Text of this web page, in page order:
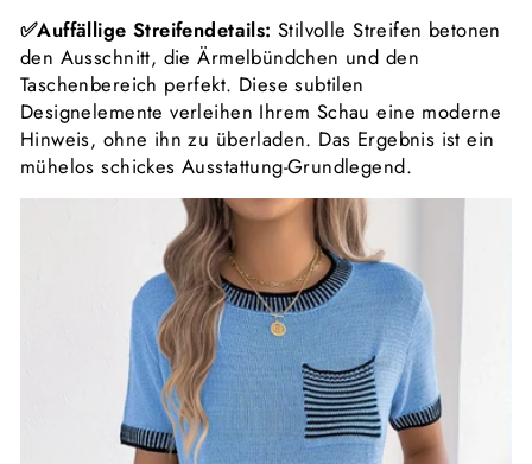
✅Auffällige Streifendetails: Stilvolle Streifen betonen
den Ausschnitt, die Ärmelbündchen und den
Taschenbereich perfekt. Diese subtilen
Designelemente verleihen Ihrem Schau eine moderne
Hinweis, ohne ihn zu überladen. Das Ergebnis ist ein
mühelos schickes Ausstattung-Grundlegend.